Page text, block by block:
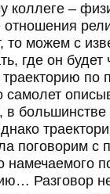
коллеге –
можем с
где он будет
по
самолет
в
поговорим с
намечаемого
Разговор